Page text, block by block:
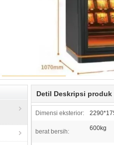
Detil Deskripsi produk
Dimensi eksterior:
berat bersih: 600kg